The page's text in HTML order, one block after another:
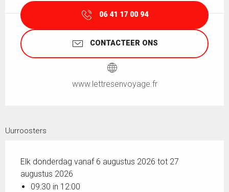
06 41 17 00 94
CONTACTEER ONS
www.lettresenvoyage.fr
Uurroosters
Elk donderdag vanaf 6 augustus 2026 tot 27
augustus 2026
09:30 in 12:00